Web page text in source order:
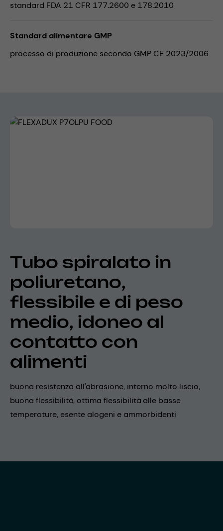
standard FDA 21 CFR 177.2600 e 178.2010
Standard alimentare GMP
processo di produzione secondo GMP CE 2023/2006
Skip image gallery
Tubo spiralato in
poliuretano,
flessibile e di peso
medio, idoneo al
contatto con
alimenti
buona resistenza all'abrasione, interno molto liscio,
buona flessibilità, ottima flessibilità alle basse
temperature, esente alogeni e ammorbidenti